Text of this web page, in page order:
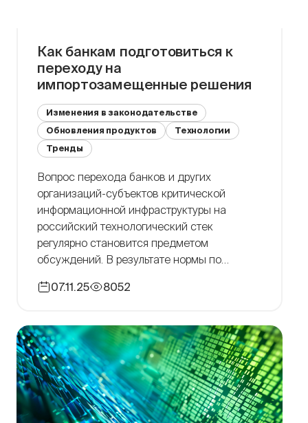
Как банкам подготовиться к
переходу на
импортозамещенные решения
Изменения в законодательстве
Обновления продуктов
Технологии
Тренды
Вопрос перехода банков и других
организаций-субъектов критической
информационной инфраструктуры на
российский технологический стек
регулярно становится предметом
обсуждений. В результате нормы по
пересматриваются, а сроки перехода
и готовность банков В 2020 году
Минцифры предлагало перевести банки на
использование преимущественно
отечественного программного обеспечения
с 1 января 2021 года, а на использование
оборудования […]
07.11.25 8052